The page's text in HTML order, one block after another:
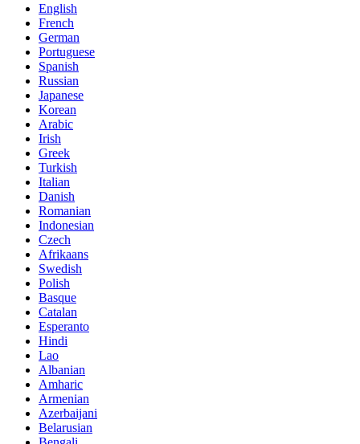
English
French
German
Portuguese
Spanish
Russian
Japanese
Korean
Arabic
Irish
Greek
Turkish
Italian
Danish
Romanian
Indonesian
Czech
Afrikaans
Swedish
Polish
Basque
Catalan
Esperanto
Hindi
Lao
Albanian
Amharic
Armenian
Azerbaijani
Belarusian